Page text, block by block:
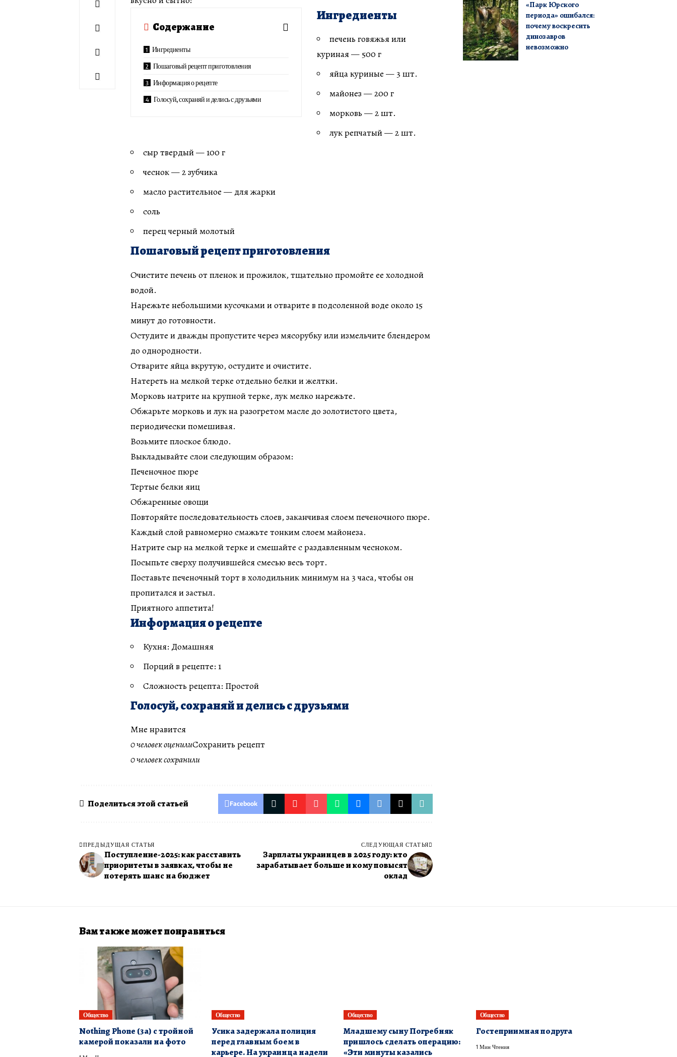
Содержание
Ингредиенты
Пошаговый рецепт приготовления
Информация о рецепте
Голосуй, сохраняй и делись с друзьями
Ингредиенты
печень говяжья или
куриная — 500 г
яйца куриные — 3 шт.
майонез — 200 г
морковь — 2 шт.
лук репчатый — 2 шт.
сыр твердый — 100 г
чеснок — 2 зубчика
масло растительное — для жарки
соль
перец черный молотый
Пошаговый рецепт приготовления
Очистите печень от пленок и прожилок, тщательно промойте ее холодной
водой.
Нарежьте небольшими кусочками и отварите в подсоленной воде около 15
минут до готовности.
Остудите и дважды пропустите через мясорубку или измельчите блендером
до однородности.
Отварите яйца вкрутую, остудите и очистите.
Натереть на мелкой терке отдельно белки и желтки.
Морковь натрите на крупной терке, лук мелко нарежьте.
Обжарьте морковь и лук на разогретом масле до золотистого цвета,
периодически помешивая.
Возьмите плоское блюдо.
Выкладывайте слои следующим образом:
Печеночное пюре
Тертые белки яиц
Обжаренные овощи
Повторяйте последовательность слоев, заканчивая слоем печеночного пюре.
Каждый слой равномерно смажьте тонким слоем майонеза.
Натрите сыр на мелкой терке и смешайте с раздавленным чесноком.
Посыпьте сверху получившейся смесью весь торт.
Поставьте печеночный торт в холодильник минимум на 3 часа, чтобы он
пропитался и застыл.
Приятного аппетита!
Информация о рецепте
Кухня: Домашняя
Порций в рецепте: 1
Сложность рецепта: Простой
Голосуй, сохраняй и делись с друзьями
Мне нравится
0 человек оценилиСохранить рецепт
0 человек сохранили
Поделиться этой статьей Facebook
ПРЕДЫДУЩАЯ СТАТЬЯ
Поступление-2025: как расставить
приоритеты в заявках, чтобы не
потерять шанс на бюджет
СЛЕДУЮЩАЯ СТАТЬЯ
Зарплаты украинцев в 2025 году: кто
зарабатывает больше и кому повысят
оклад
«Парк Юрского
периода» ошибался:
почему воскресить
динозавров
невозможно
Вам также может понравиться
Общество
Nothing Phone (3a) с тройной
камерой показали на фото
Общество
Усика задержала полиция
перед главным боем в
карьере. На украинца надели
Общество
Младшему сыну Погребняк
пришлось сделать операцию:
«Эти минуты казались
Общество
Гостеприимная подруга
1 Мин Чтения